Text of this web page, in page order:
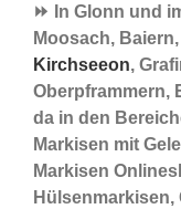
⏩ In Glonn und
Moosach, Baiern,
Kirchseeon,
Oberpframmern,
da in den
Markisen mit
Markisen
Hülsenmarkisen,